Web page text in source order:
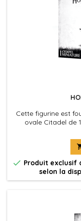
Cette figurine est
ovale Citadel de
rejoindre des
de
 Produit exclusif
selon la